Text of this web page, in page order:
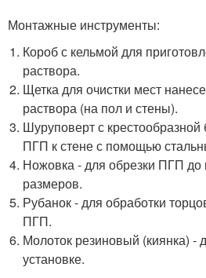
Монтажные инструменты:
Короб с кельмой для
раствора.
Щетка для очистки мест
раствора (на пол и стены).
Шуруповерт с
ПГП к стене с помощью
Ножовка - для обрезки ПГП
размеров.
Рубанок - для обработки
ПГП.
Молоток резиновый (киянка) -
установке.